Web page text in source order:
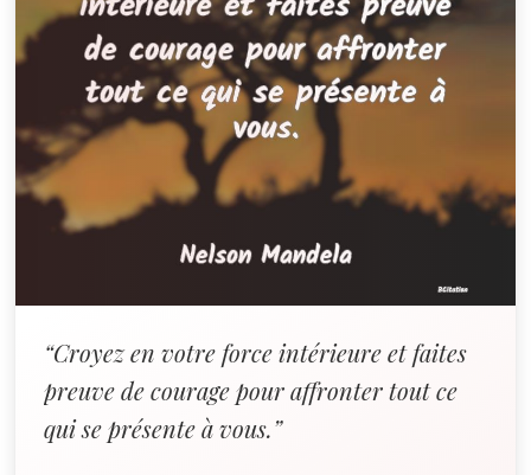
“Croyez en votre force intérieure et faites
preuve de courage pour affronter tout ce
qui se présente à vous.”